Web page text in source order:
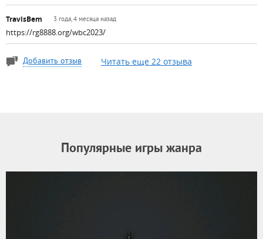
TravisBem 3 года, 4 месяца назад
https://rg8888.org/wbc2023/
Добавить отзыв Читать еще 22 отзыва
Популярные игры жанра